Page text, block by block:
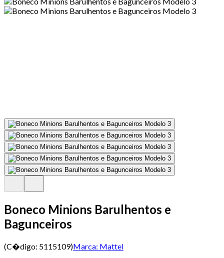
Boneco Minions Barulhentos e
Bagunceiros
(C�digo: 5115109)Marca: Mattel